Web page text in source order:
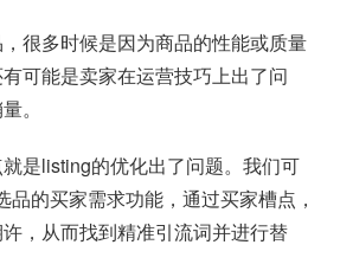
很多时候是因为商品的性能或质量
可能是卖家在运营技巧上出了问
。
是listing的优化出了问题。我们可
品的买家需求功能，通过买家槽点，
，从而找到精准引流词并进行替